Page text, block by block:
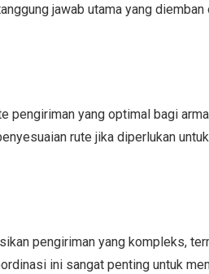
jawab utama yang diemban
pengiriman yang optimal bagi
rute jika diperlukan untuk
pengiriman yang kompleks,
ini sangat penting untuk